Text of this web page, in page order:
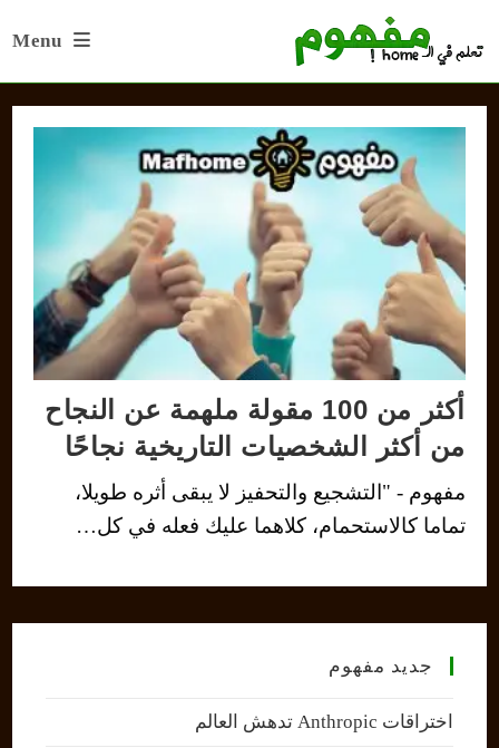
Menu
أكثر من 100 مقولة ملهمة عن النجاح
من أكثر الشخصيات التاريخية نجاحًا
مفهوم - "التشجيع والتحفيز لا يبقى أثره طويلا،
تماما كالاستحمام، كلاهما عليك فعله في كل…
جديد مفهوم
اختراقات Anthropic تدهش العالم